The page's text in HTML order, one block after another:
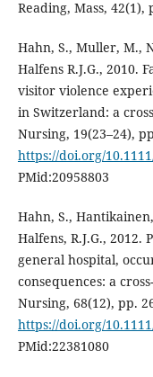
Reading, Mass, 42(1),
Hahn, S., Muller, M.,
Halfens R.J.G., 2010.
visitor violence
in Switzerland: a
Nursing, 19(23–24),
https://doi.org/
PMid:20958803
Hahn, S.,
Halfens, R.J.G.,
general hospital,
consequences: a
Nursing, 68(12), pp.
https://doi.org/
PMid:22381080